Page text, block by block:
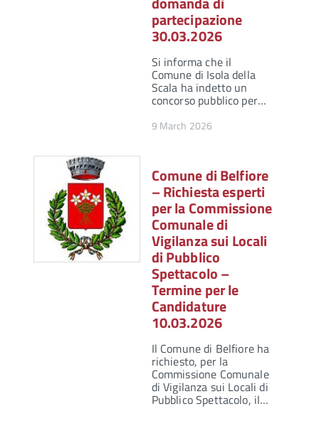
partecipazione
30.03.2026
Si informa che il
Comune di Isola della
Scala ha indetto un
concorso pubblico per…
9 March 2026
Comune di Belfiore
– Richiesta esperti
per la Commissione
Comunale di
Vigilanza sui Locali
di Pubblico
Spettacolo –
Termine per le
Candidature
10.03.2026
Il Comune di Belfiore ha
richiesto, per la
Commissione Comunale
di Vigilanza sui Locali di
Pubblico Spettacolo, il…